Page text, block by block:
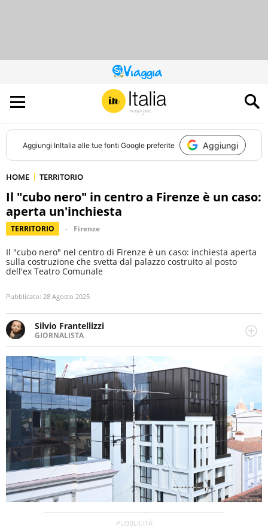
QUESTO
SITO
CONTRIBUISCE
ALL’AUDIENCE
DI
Aggiungi InItalia alle tue fonti Google preferite Aggiungi
HOME TERRITORIO
Il "cubo nero" in centro a Firenze è un caso:
aperta un'inchiesta
TERRITORIO Firenze
Il "cubo nero" nel centro di Firenze è un caso: inchiesta aperta
sulla costruzione che svetta dal palazzo costruito al posto
dell'ex Teatro Comunale
Pubblicato: 28 Agosto 2025
Silvio Frantellizzi
GIORNALISTA
Giornalista pubblicista. Da oltre dieci anni si occupa di
informazione sul web, scrivendo di sport, attualità,
cronaca, motori, spettacolo e videogame.